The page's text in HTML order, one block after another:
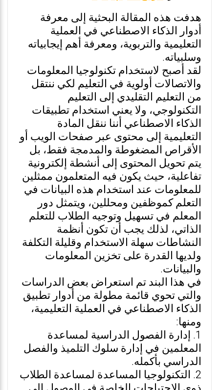
k
هدفت هذه المقالة البحثية إلى معرفة
أدوار الذكاء الاصطناعي في العملية
التعليمية والتربوية، ومعرفة أهم إيجابياته
وسلبياته.
لقد أصبح لاستخدام تكنولوجيا المعلومات
والاتصالات أولوية في التعليم لكي ننتقل
من التعليم التقليدي إلى التعليم
التكنولوجي، ولا يعني استخدام تطبيقات
الذكاء الاصطناعي أننا ننقل المادة
التعليمية إلى محتوى عبر صفحات الويب أو
الأقراص المضغوطة والمدمجة فقط، بل
يتم تحويل المحتوى إلى أنشطة إلكترونية
تفاعلية، حيث يكون فيه المتعلمون ممثلين
للمعلومات عند استخدام هذه البيانات في
التعلم كموظفين ومحللين، ويتمثل دور
المعلم في تسهيل وتوجيه الطلاب للتعلم
الذاتي، لذلك يجب أن تكون أنظمة
النشاطات سهلة الاستخدام وقليلة التكلفة
ولديها القدرة على تخزين المعلومات
والبيانات.
في هذا البند تم استعراض بعض الدراسات
والتي تحوي قائمة مطولة من أدوار تطبيق
الذكاء الاصطناعي في العملية التعليمية،
ومنها:
1. إدارة الفصول الدراسية لمساعدة
المعلمين في إدارة سلوك التلميذ والفصل
الدراسي بأكمله.
2. التكنولوجيا المساعدة لمساعدة الطلاب